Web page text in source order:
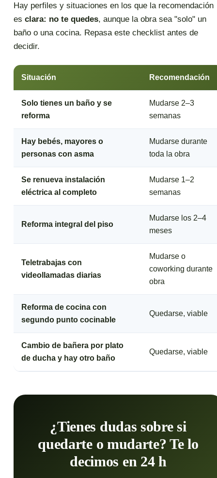
Hay perfiles y situaciones en los que la recomendación
es clara: no te quedes, aunque la obra sea "solo" un
baño o una cocina. Repasa este checklist antes de
decidir.
Situación Recomendación
Solo tienes un baño y se
reforma
Mudarse 2–3
semanas
Hay bebés, mayores o
personas con asma
Mudarse durante
toda la obra
Se renueva instalación
eléctrica al completo
Mudarse 1–2
semanas
Reforma integral del piso
Mudarse los 2–4
meses
Teletrabajas con
videollamadas diarias
Mudarse o
coworking durante
obra
Reforma de cocina con
segundo punto cocinable
Quedarse, viable
Cambio de bañera por plato
de ducha y hay otro baño
Quedarse, viable
¿Tienes dudas sobre si
quedarte o mudarte? Te lo
decimos en 24 h